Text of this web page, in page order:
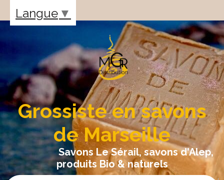
Grossiste en savons
de Marseille
Savons Le Sérail, savons d'Alep,
produits Bio & naturels
Langue ▼